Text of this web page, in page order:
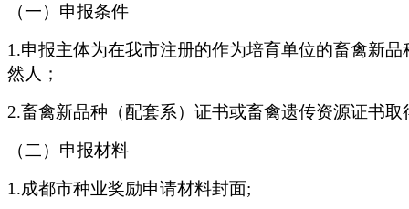
（一）申报条件
1.申报主体为在我市注册的作为培育单位的畜禽新
然人；
2.畜禽新品种（配套系）证书或畜禽遗传资源证书
（二）申报材料
1.成都市种业奖励申请材料封面;